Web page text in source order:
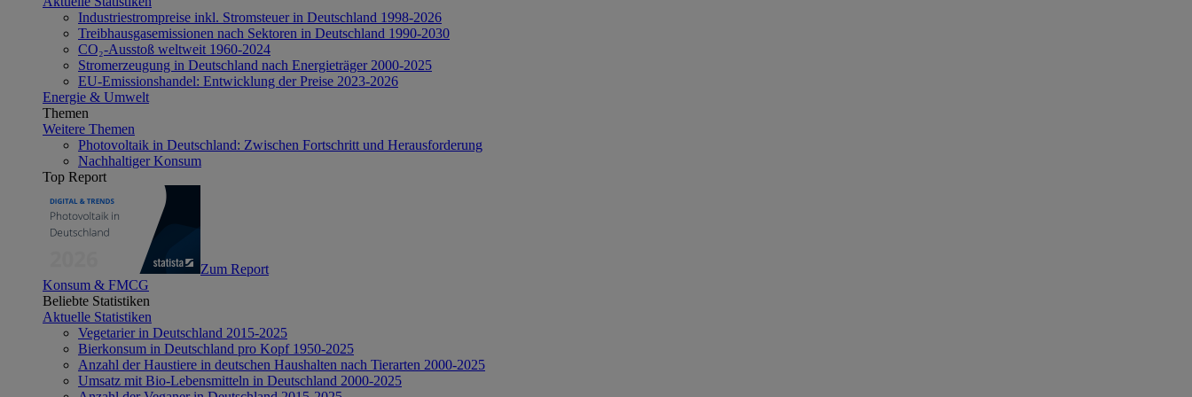
Industriestrompreise inkl. Stromsteuer in Deutschland 1998-2026
Treibhausgasemissionen nach Sektoren in Deutschland 1990-2030
CO₂-Ausstoß weltweit 1960-2024
Stromerzeugung in Deutschland nach Energieträger 2000-2025
EU-Emissionshandel: Entwicklung der Preise 2023-2026
Energie & Umwelt
Themen
Weitere Themen
Photovoltaik in Deutschland: Zwischen Fortschritt und Herausforderung
Nachhaltiger Konsum
Top Report
Zum Report
Konsum & FMCG
Beliebte Statistiken
Aktuelle Statistiken
Vegetarier in Deutschland 2015-2025
Bierkonsum in Deutschland pro Kopf 1950-2025
Anzahl der Haustiere in deutschen Haushalten nach Tierarten 2000-2025
Umsatz mit Bio-Lebensmitteln in Deutschland 2000-2025